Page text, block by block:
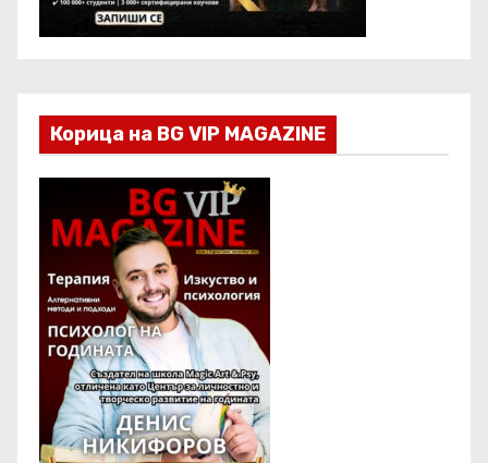
Корица на BG VIP MAGAZINE